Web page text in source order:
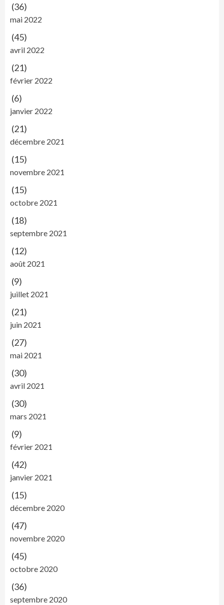
(36)
mai 2022
(45)
avril 2022
(21)
février 2022
(6)
janvier 2022
(21)
décembre 2021
(15)
novembre 2021
(15)
octobre 2021
(18)
septembre 2021
(12)
août 2021
(9)
juillet 2021
(21)
juin 2021
(27)
mai 2021
(30)
avril 2021
(30)
mars 2021
(9)
février 2021
(42)
janvier 2021
(15)
décembre 2020
(47)
novembre 2020
(45)
octobre 2020
(36)
septembre 2020